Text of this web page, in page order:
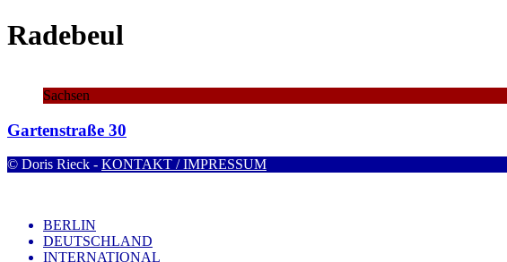
Radebeul
Sachsen
Gartenstraße 30
© Doris Rieck - KONTAKT / IMPRESSUM
BERLIN
DEUTSCHLAND
INTERNATIONAL